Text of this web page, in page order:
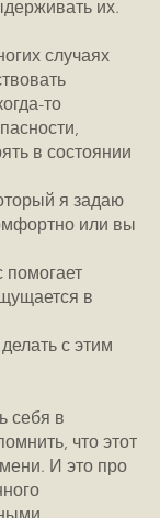
их.
случаях
то
в состоянии
я задаю
или вы
помогает
в
с этим
себя в
что этот
И это про